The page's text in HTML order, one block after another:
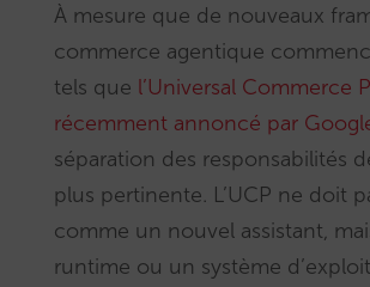
À mesure que de nouveaux
commerce agentique
tels que l’Universal Commerce
récemment annoncé par
séparation des responsabilités
plus pertinente. L’UCP ne doit
comme un nouvel assistant,
runtime ou un système